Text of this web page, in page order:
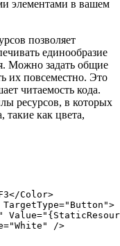
элементами в вашем
позволяет
единообразие
Можно задать общие
их повсеместно. Это
читаемость кода.
ресурсов, в которых
такие как цвета,
Color>
/>